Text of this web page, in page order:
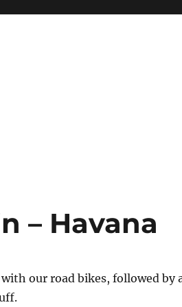
– Havana
our road bikes, followed by